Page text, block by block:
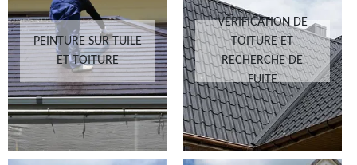
PEINTURE SUR TUILE
ET TOITURE
VÉRIFICATION DE
TOITURE ET
RECHERCHE DE
FUITE